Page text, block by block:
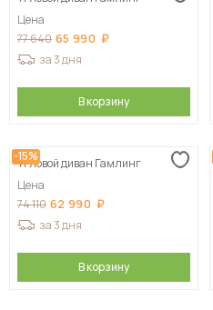
Цена
77 640 65 990
за 3 дня
В корзину
-15%
Угловой диван Гамлинг
Цена
74 110 62 990
за 3 дня
В корзину